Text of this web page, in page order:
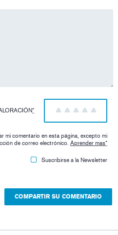
* 5
4
3
2
1
mi comentario en esta página, excepto mi
de correo electrónico.Aprender mas*
Suscribirse a la Newsletter